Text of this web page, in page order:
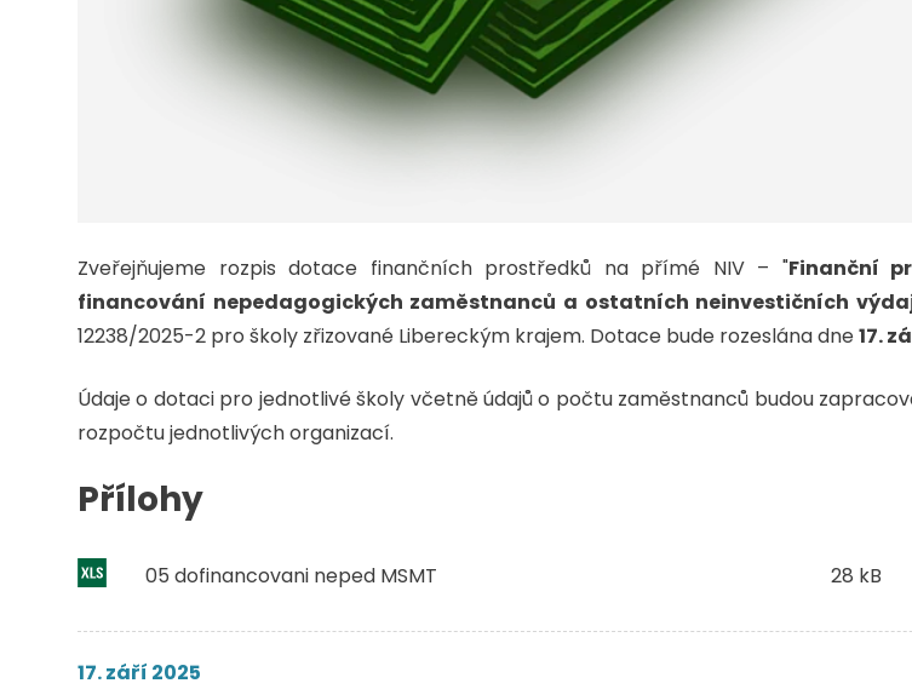
Zveřejňujeme rozpis dotace finančních prostředků na přímé NIV – "Finanční
financování nepedagogických zaměstnanců a ostatních neinvestičních
12238/2025-2 pro školy zřizované Libereckým krajem. Dotace bude rozeslána dne17.
Údaje o dotaci pro jednotlivé školy včetně údajů o počtu zaměstnanců budou
rozpočtu jednotlivých organizací.
Přílohy
05 dofinancovani neped MSMT 28 kB
17. září 2025